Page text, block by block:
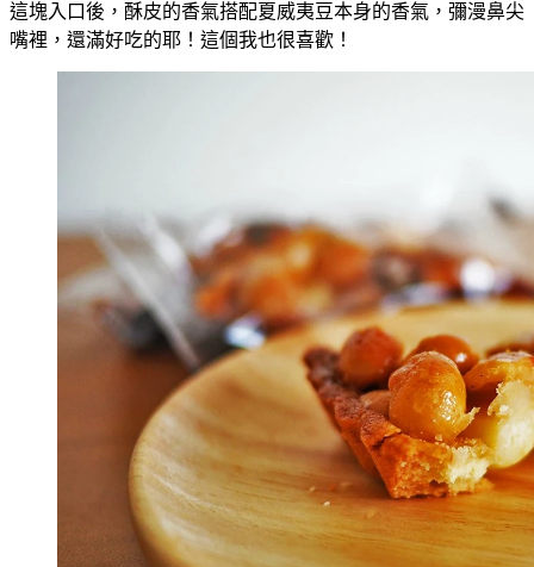
這塊入口後，酥皮的香氣搭配夏威夷豆本身的香氣，彌漫鼻尖
嘴裡，還滿好吃的耶！這個我也很喜歡！